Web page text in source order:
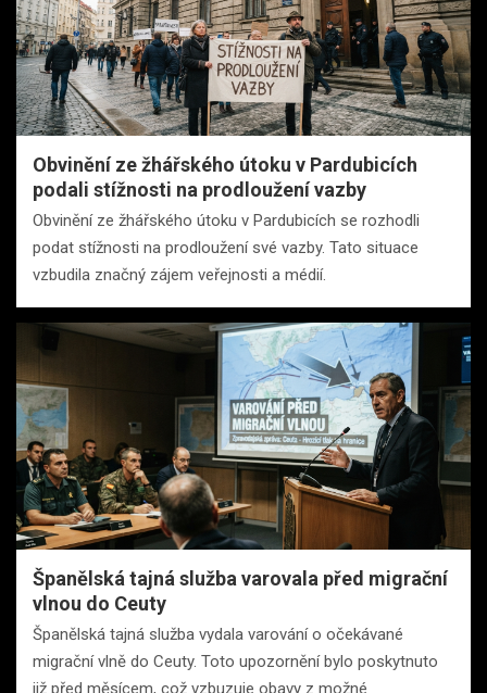
Obvinění ze žhářského útoku v Pardubicích
podali stížnosti na prodloužení vazby
Obvinění ze žhářského útoku v Pardubicích se rozhodli
podat stížnosti na prodloužení své vazby. Tato situace
vzbudila značný zájem veřejnosti a médií.
Španělská tajná služba varovala před migrační
vlnou do Ceuty
Španělská tajná služba vydala varování o očekávané
migrační vlně do Ceuty. Toto upozornění bylo poskytnuto
již před měsícem, což vzbuzuje obavy z možné